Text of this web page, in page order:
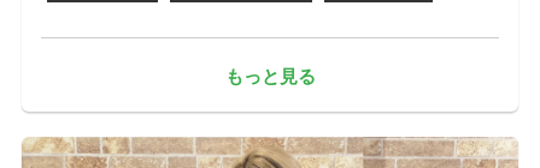
もっと見る